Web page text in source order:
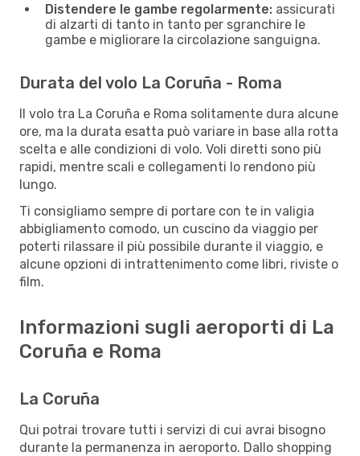
Distendere le gambe regolarmente: assicurati
di alzarti di tanto in tanto per sgranchire le
gambe e migliorare la circolazione sanguigna.
Durata del volo La Coruña - Roma
Il volo tra La Coruña e Roma solitamente dura alcune
ore, ma la durata esatta può variare in base alla rotta
scelta e alle condizioni di volo. Voli diretti sono più
rapidi, mentre scali e collegamenti lo rendono più
lungo.
Ti consigliamo sempre di portare con te in valigia
abbigliamento comodo, un cuscino da viaggio per
poterti rilassare il più possibile durante il viaggio, e
alcune opzioni di intrattenimento come libri, riviste o
film.
Informazioni sugli aeroporti di La
Coruña e Roma
La Coruña
Qui potrai trovare tutti i servizi di cui avrai bisogno
durante la permanenza in aeroporto. Dallo shopping